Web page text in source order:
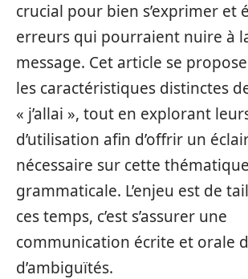
crucial pour bien s’exprimer et
erreurs qui pourraient nuire à
message. Cet article se
les caractéristiques distinctes
« j’allai », tout en explorant
d’utilisation afin d’offrir un
nécessaire sur cette thématique
grammaticale. L’enjeu est de
ces temps, c’est s’assurer une
communication écrite et orale
d’ambiguïtés.